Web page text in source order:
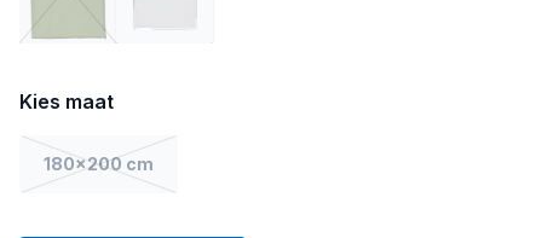
Kies maat
180x200 cm